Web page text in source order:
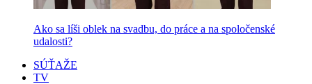
Ako sa líši oblek na svadbu, do práce a na spoločenské
udalosti?
SÚŤAŽE
TV